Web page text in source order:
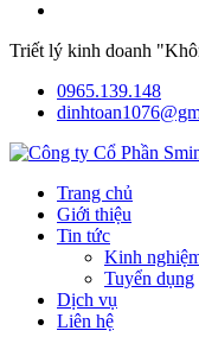
Triết lý kinh doanh
0965.139.148
Trang chủ
Giới thiệu
Tin tức
Kinh
Tuyển dụng
Dịch vụ
Liên hệ